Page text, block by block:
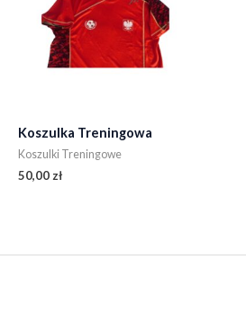
Koszulka Treningowa
Koszulki Treningowe
50,00 zł